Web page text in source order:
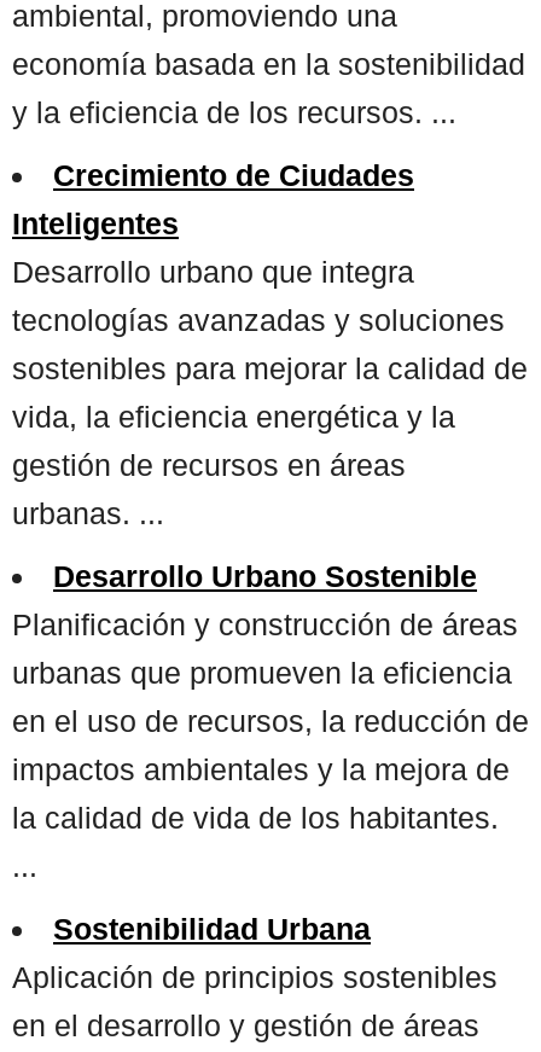
ambiental, promoviendo una
economía basada en la sostenibilidad
y la eficiencia de los recursos. ...
Crecimiento de Ciudades
Inteligentes
Desarrollo urbano que integra
tecnologías avanzadas y soluciones
sostenibles para mejorar la calidad de
vida, la eficiencia energética y la
gestión de recursos en áreas
urbanas. ...
Desarrollo Urbano Sostenible
Planificación y construcción de áreas
urbanas que promueven la eficiencia
en el uso de recursos, la reducción de
impactos ambientales y la mejora de
la calidad de vida de los habitantes.
...
Sostenibilidad Urbana
Aplicación de principios sostenibles
en el desarrollo y gestión de áreas